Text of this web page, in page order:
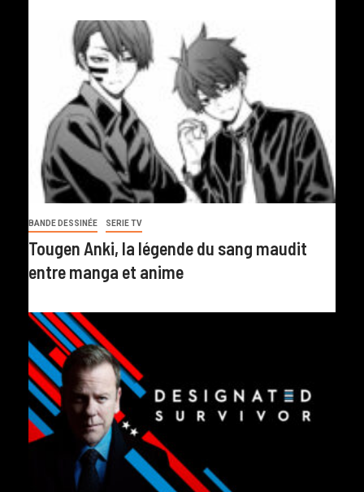
BANDE DESSINÉE SERIE TV
Tougen Anki, la légende du sang maudit
entre manga et anime